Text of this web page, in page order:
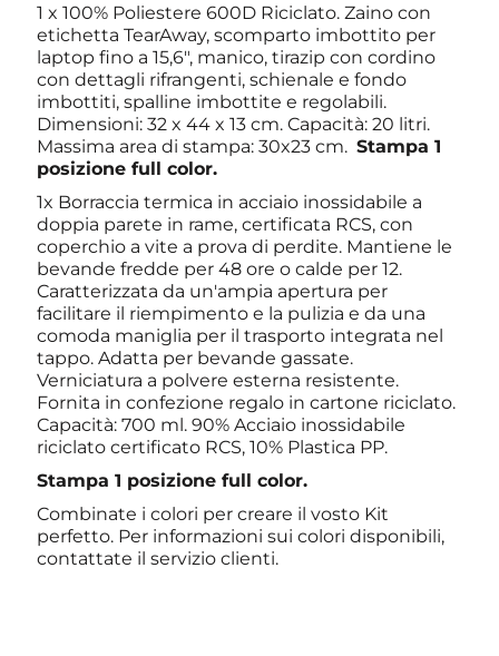
1 x 100% Poliestere 600D Riciclato. Zaino con
etichetta TearAway, scomparto imbottito per
laptop fino a 15,6", manico, tirazip con cordino
con dettagli rifrangenti, schienale e fondo
imbottiti, spalline imbottite e regolabili.
Dimensioni: 32 x 44 x 13 cm. Capacità: 20 litri.
Massima area di stampa: 30x23 cm.Stampa 1
posizione full color.
1x Borraccia termica in acciaio inossidabile a
doppia parete in rame, certificata RCS, con
coperchio a vite a prova di perdite. Mantiene le
bevande fredde per 48 ore o calde per 12.
Caratterizzata da un'ampia apertura per
facilitare il riempimento e la pulizia e da una
comoda maniglia per il trasporto integrata nel
tappo. Adatta per bevande gassate.
Verniciatura a polvere esterna resistente.
Fornita in confezione regalo in cartone riciclato.
Capacità: 700 ml. 90% Acciaio inossidabile
riciclato certificato RCS, 10% Plastica PP.
Stampa 1 posizione full color.
Combinate i colori per creare il vosto Kit
perfetto. Per informazioni sui colori disponibili,
contattate il servizio clienti.